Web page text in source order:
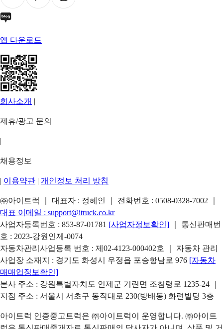
앱 다운로드
회사소개 |
제휴/광고 문의
|
채용정보
| 이용약관 | 개인정보 처리 방침
㈜아이트럭 ｜ 대표자 : 정혜인 ｜ 전화번호 : 0508-0328-7002
대표 이메일 : support@itruck.co.kr
사업자등록번호 : 853-87-01781 [사업자정보확인]
｜ 통신판매번
호 : 2023-강원인제-0074
자동차관리사업등록 번호 : 제02-4123-000402호 ｜ 자동차 관리
사업장 소재지 : 경기도 화성시 우정읍 포승항남로 976 [자동차
매매업정보확인]
본사 주소 : 강원특별자치도 인제군 기린면 조침령로 1235-24 ｜
지점 주소 : 서울시 서초구 동작대로 230(방배동) 화련빌딩 3층
아이트럭 인증중고트럭은 ㈜아이트럭이 운영합니다. ㈜아이트